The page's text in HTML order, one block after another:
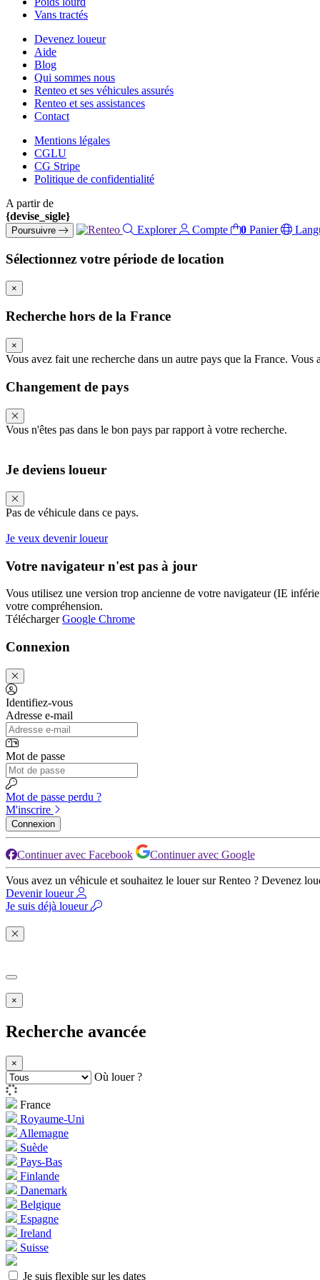
Vans tractés
Devenez loueur
Aide
Blog
Qui sommes nous
Renteo et ses véhicules assurés
Renteo et ses assistances
Contact
Mentions légales
CGLU
CG Stripe
Politique de confidentialité
A partir de
{devise_sigle}
Poursuivre Explorer Compte 0 Panier
Sélectionnez votre période de location
×
Recherche hors de la France
×
Vous avez fait une recherche dans un autre pays que la France. Vous
Changement de pays
Vous n'êtes pas dans le bon pays par rapport à votre recherche.
Je deviens loueur
Pas de véhicule dans ce pays.
Je veux devenir loueur
Votre navigateur n'est pas à jour
Vous utilisez une version trop ancienne de votre navigateur (IE
votre compréhension.
TéléchargerGoogle Chrome
Connexion
Identifiez-vous
Adresse e-mail
Mot de passe
Mot de passe perdu ?
M'inscrire
Connexion
Continuer avec Facebook Continuer avec Google
Vous avez un véhicule et souhaitez le louer sur Renteo ? Devenez
Devenir loueur
Je suis déjà loueur
×
Recherche avancée
×
Où louer ?
France
Royaume-Uni
Allemagne
Suède
Pays-Bas
Finlande
Danemark
Belgique
Espagne
Ireland
Suisse
Je suis flexible sur les dates